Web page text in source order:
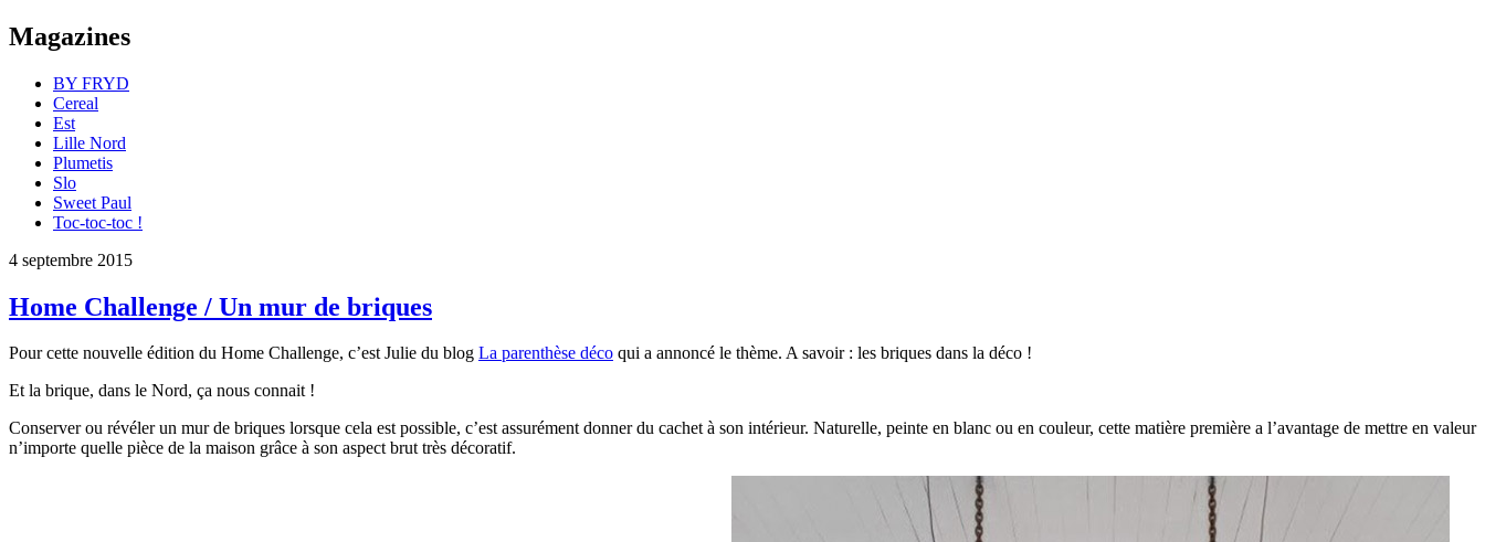
Magazines
BY FRYD
Cereal
Est
Lille Nord
Plumetis
Slo
Sweet Paul
Toc-toc-toc !
4 septembre 2015
Home Challenge / Un mur de briques
Pour cette nouvelle édition du Home Challenge, c’est Julie du blog La parenthèse déco qui a annoncé le thème. A savoir : les briques dans la déco !
Et la brique, dans le Nord, ça nous connait !
Conserver ou révéler un mur de briques lorsque cela est possible, c’est assurément donner du cachet à son intérieur. Naturelle, peinte en blanc ou en couleur, cette matière première a l’avantage de mettre en valeur
n’importe quelle pièce de la maison grâce à son aspect brut très décoratif.